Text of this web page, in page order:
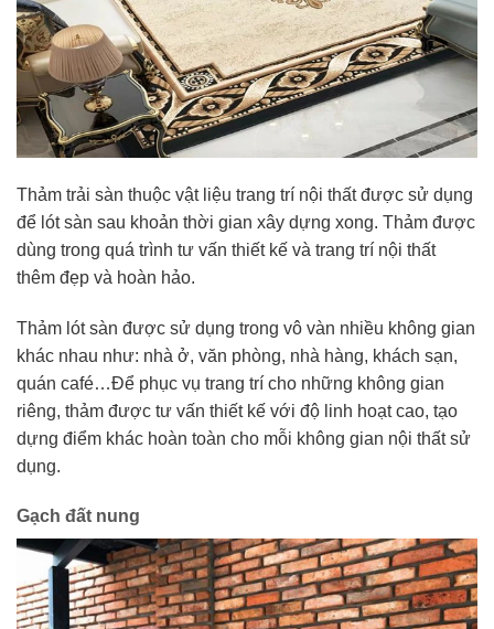
Thảm trải sàn thuộc vật liệu trang trí nội thất được sử dụng
để lót sàn sau khoản thời gian xây dựng xong. Thảm được
dùng trong quá trình tư vấn thiết kế và trang trí nội thất
thêm đẹp và hoàn hảo.
Thảm lót sàn được sử dụng trong vô vàn nhiều không gian
khác nhau như: nhà ở, văn phòng, nhà hàng, khách sạn,
quán café…Để phục vụ trang trí cho những không gian
riêng, thảm được tư vấn thiết kế với độ linh hoạt cao, tạo
dựng điểm khác hoàn toàn cho mỗi không gian nội thất sử
dụng.
Gạch đất nung